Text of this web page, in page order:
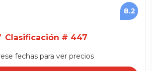
8.2
Clasificación # 447
fechas para ver precios